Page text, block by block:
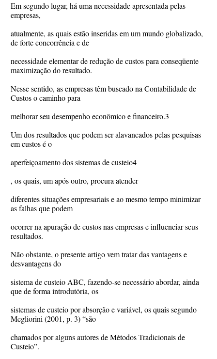
Em segundo lugar, há uma necessidade apresentada pelas
empresas,
atualmente, as quais estão inseridas em um mundo globalizado,
de forte concorrência e de
necessidade elementar de redução de custos para conseqüente
maximização do resultado.
Nesse sentido, as empresas têm buscado na Contabilidade de
Custos o caminho para
melhorar seu desempenho econômico e financeiro.3
Um dos resultados que podem ser alavancados pelas pesquisas
em custos é o
aperfeiçoamento dos sistemas de custeio4
, os quais, um após outro, procura atender
diferentes situações empresariais e ao mesmo tempo minimizar
as falhas que podem
ocorrer na apuração de custos nas empresas e influenciar seus
resultados.
Não obstante, o presente artigo vem tratar das vantagens e
desvantagens do
sistema de custeio ABC, fazendo-se necessário abordar, ainda
que de forma introdutória, os
sistemas de custeio por absorção e variável, os quais segundo
Megliorini (2001, p. 3) “são
chamados por alguns autores de Métodos Tradicionais de
Custeio”.